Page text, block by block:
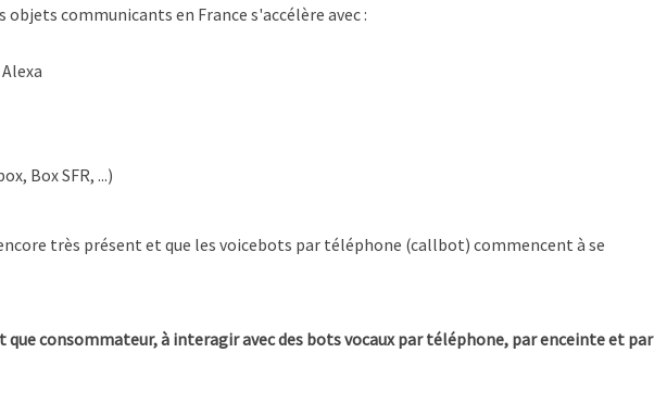
communicants en France s'accélère avec :
Box SFR, ...)
très présent et que les voicebots par téléphone (callbot) commencent à se
consommateur, à interagir avec des bots vocaux par téléphone, par enceinte et par